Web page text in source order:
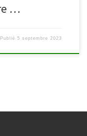
…
Publié5 septembre 2023